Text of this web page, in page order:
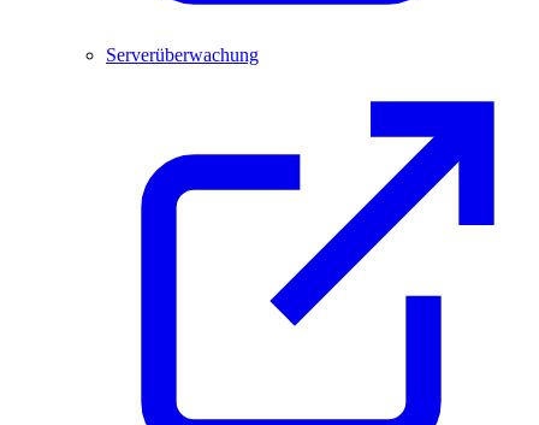
Serverüberwachung